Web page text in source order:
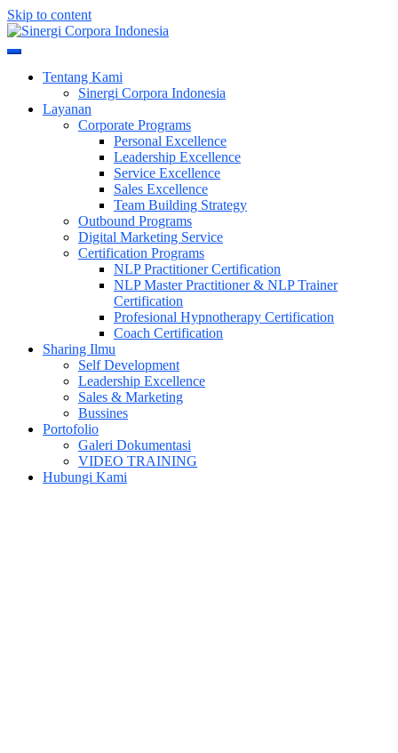
Skip to content
Sinergi Corpora Indonesia
Tentang Kami
Sinergi Corpora Indonesia
Layanan
Corporate Programs
Personal Excellence
Leadership Excellence
Service Excellence
Sales Excellence
Team Building Strategy
Outbound Programs
Digital Marketing Service
Certification Programs
NLP Practitioner Certification
NLP Master Practitioner & NLP Trainer
Certification
Profesional Hypnotherapy Certification
Coach Certification
Sharing Ilmu
Self Development
Leadership Excellence
Sales & Marketing
Bussines
Portofolio
Galeri Dokumentasi
VIDEO TRAINING
Hubungi Kami